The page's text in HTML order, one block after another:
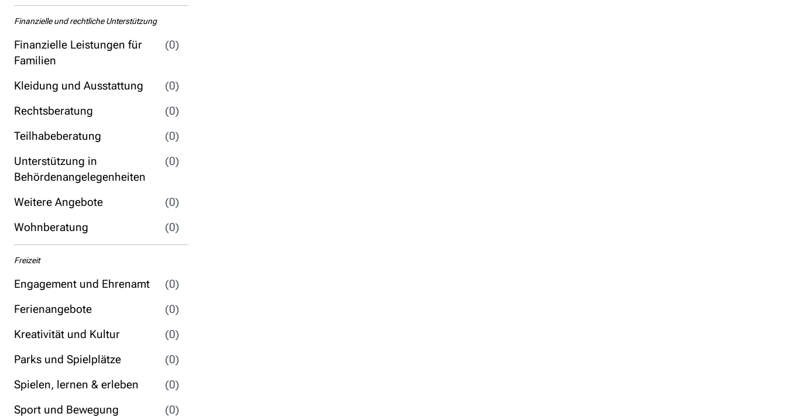
Finanzielle und rechtliche Unterstützung
Finanzielle Leistungen für
Familien
(0)
Kleidung und Ausstattung
(0)
Rechtsberatung
(0)
Teilhabeberatung
(0)
Unterstützung in
Behördenangelegenheiten
(0)
Weitere Angebote
(0)
Wohnberatung
(0)
Freizeit
Engagement und Ehrenamt
(0)
Ferienangebote
(0)
Kreativität und Kultur
(0)
Parks und Spielplätze
(0)
Spielen, lernen & erleben
(0)
Sport und Bewegung
(0)